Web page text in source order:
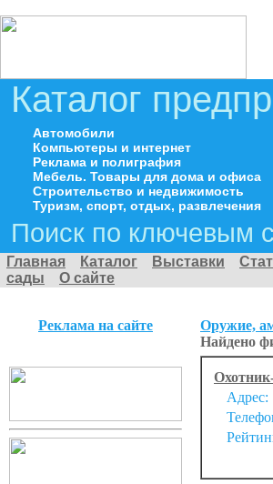
Каталог
Автомобили
Компьютеры и интернет
Реклама и полиграфия
Мебель. Товары для дома и офиса
Строительство и недвижимость
Туризм, спорт, отдых, развлечения
Поиск по ключевым
Главная Каталог Выставки
сады
О сайте
Реклама на сайте
Оружие,
Найдено
Адрес: